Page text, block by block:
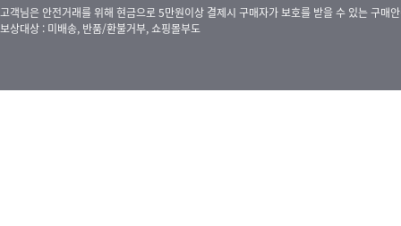
고객님은 안전거래를 위해 현금으로 5만원이상 결제시 구매자가 보호를 받을 수 있는 구매
보상대상 : 미배송, 반품/환불거부, 쇼핑몰부도